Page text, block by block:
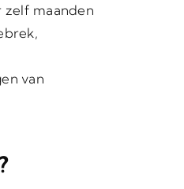
zelf maanden
van